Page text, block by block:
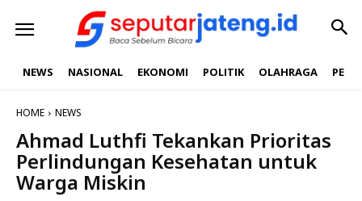
NEWS NASIONAL EKONOMI POLITIK OLAHRAGA
HOME NEWS
Ahmad Luthfi Tekankan Prioritas
Perlindungan Kesehatan untuk
Warga Miskin